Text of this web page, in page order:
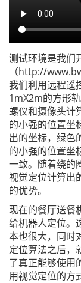
测试环境是我们
（http://
我们利用远程遥
1mX2m的方形
螺仪和摄像头计
的小强的位置坐
出的坐标，绿色
的小强的位置坐
一致。随着绕的
视觉定位计算出
的优势。
现在的餐厅送餐
给机器人定位。
本也很大，同时
定位算法之后，
了真正能够使用
用视觉定位的方